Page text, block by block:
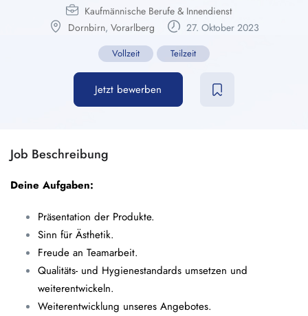
Kaufmännische Berufe & Innendienst
Dornbirn, Vorarlberg 27. Oktober 2023
Vollzeit Teilzeit
Jetzt bewerben
Job Beschreibung
Deine Aufgaben:
Präsentation der Produkte.
Sinn für Ästhetik.
Freude an Teamarbeit.
Qualitäts- und Hygienestandards umsetzen und
weiterentwickeln.
Weiterentwicklung unseres Angebotes.